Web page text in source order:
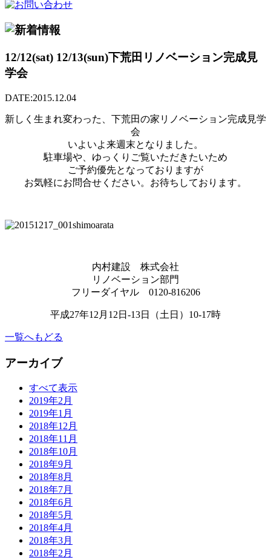
12/12(sat) 12/13(sun)下荒田リノベーション完成見
学会
DATE:2015.12.04
新しく生まれ変わった、下荒田の家リノベーション完成見学
会
いよいよ来週末となりました。
駐車場や、ゆっくりご覧いただきたいため
ご予約優先となっておりますが
お気軽にお問合せください。お待ちしております。
内村建設 株式会社
リノベーション部門
フリーダイヤル 0120-816206
平成27年12月12日-13日（土日）10-17時
一覧へもどる
アーカイブ
すべて表示
2019年2月
2019年1月
2018年12月
2018年11月
2018年10月
2018年9月
2018年8月
2018年7月
2018年6月
2018年5月
2018年4月
2018年3月
2018年2月